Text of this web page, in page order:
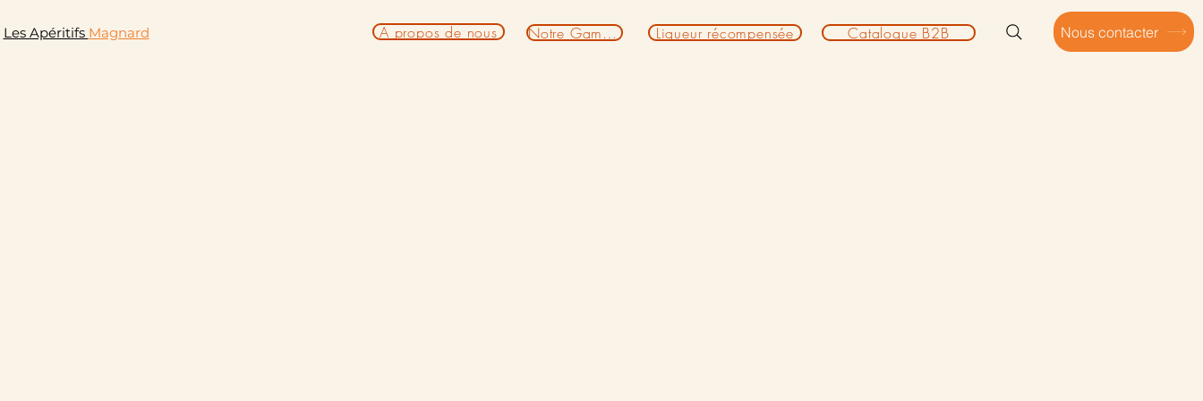
Les Apéritifs Magnard A propos de nous Notre Gamme Liqueur récompensée Catalogue B2B Nous contacter